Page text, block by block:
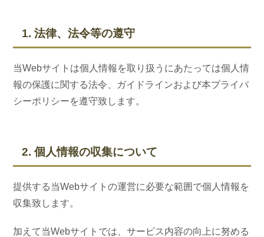
1. 法律、法令等の遵守
当Webサイトは個人情報を取り扱うにあたっては個人情
報の保護に関する法令、ガイドラインおよび本プライバ
シーポリシーを遵守致します。
2. 個人情報の収集について
提供する当Webサイトの運営に必要な範囲で個人情報を
収集致します。
加えて当Webサイトでは、サービス内容の向上に努める